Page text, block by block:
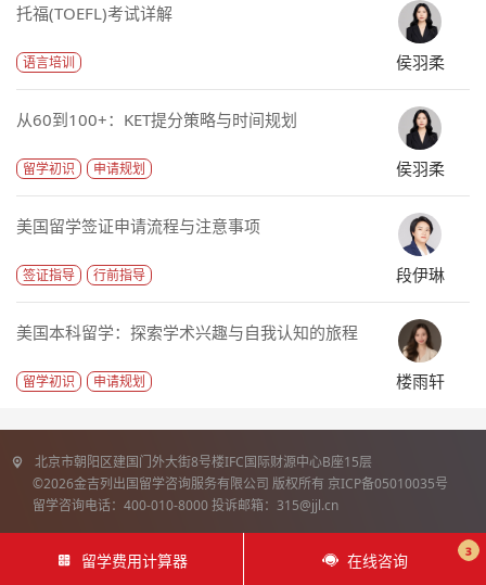
托福(TOEFL)考试详解
语言培训 侯羽柔
从60到100+：KET提分策略与时间规划
留学初识 申请规划 侯羽柔
美国留学签证申请流程与注意事项
签证指导 行前指导 段伊琳
美国本科留学：探索学术兴趣与自我认知的旅程
留学初识 申请规划 楼雨轩
北京市朝阳区建国门外大街8号楼IFC国际财源中心B座15层
©2026金吉列出国留学咨询服务有限公司 版权所有 京ICP备05010035号
留学咨询电话：400-010-8000 投诉邮箱：315@jjl.cn
留学费用计算器 在线咨询 3